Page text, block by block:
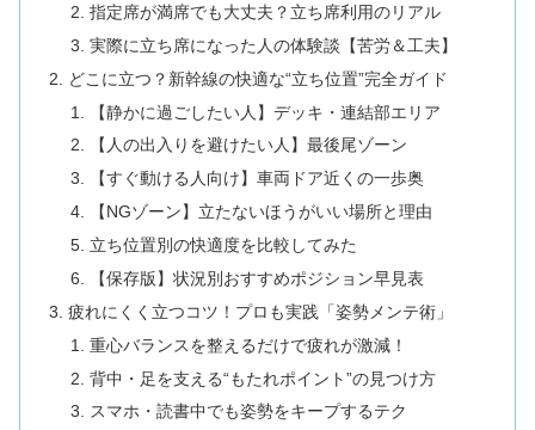
指定席が満席でも大丈夫？立ち席利用のリアル
実際に立ち席になった人の体験談【苦労＆工夫】
どこに立つ？新幹線の快適な“立ち位置”完全ガイド
【静かに過ごしたい人】デッキ・連結部エリア
【人の出入りを避けたい人】最後尾ゾーン
【すぐ動ける人向け】車両ドア近くの一歩奥
【NGゾーン】立たないほうがいい場所と理由
立ち位置別の快適度を比較してみた
【保存版】状況別おすすめポジション早見表
疲れにくく立つコツ！プロも実践「姿勢メンテ術」
重心バランスを整えるだけで疲れが激減！
背中・足を支える“もたれポイント”の見つけ方
スマホ・読書中でも姿勢をキープするテク